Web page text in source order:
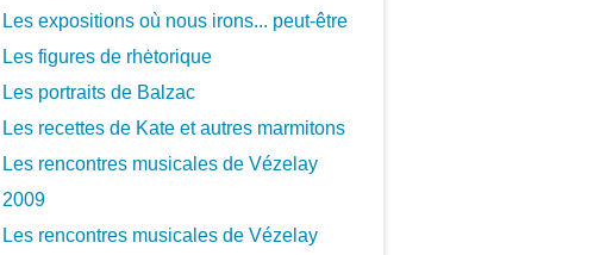
Les expositions où nous irons... peut-être
Les figures de rhėtorique
Les portraits de Balzac
Les recettes de Kate et autres marmitons
Les rencontres musicales de Vézelay
2009
Les rencontres musicales de Vézelay